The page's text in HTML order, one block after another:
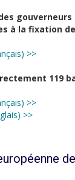
gouverneurs
à la fixation
>>
119
>>
>>